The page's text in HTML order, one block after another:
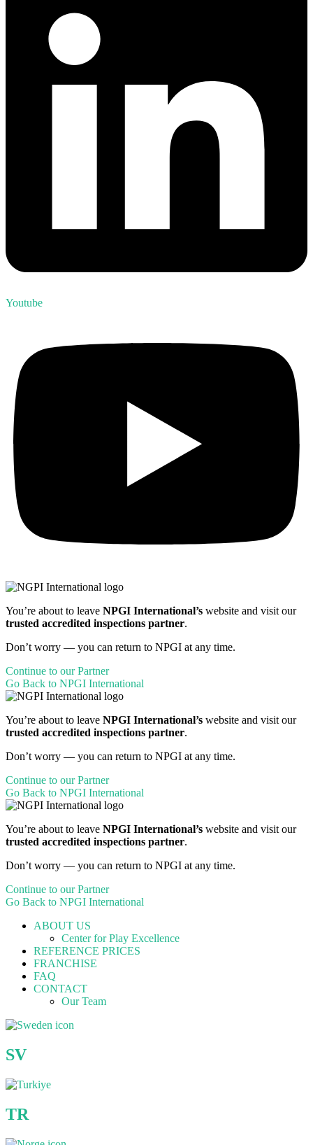
Youtube
You’re about to leave NPGI International’s website and visit our
trusted accredited inspections partner.
Don’t worry — you can return to NPGI at any time.
Continue to our Partner
Go Back to NPGI International
You’re about to leave NPGI International’s website and visit our
trusted accredited inspections partner.
Don’t worry — you can return to NPGI at any time.
Continue to our Partner
Go Back to NPGI International
You’re about to leave NPGI International’s website and visit our
trusted accredited inspections partner.
Don’t worry — you can return to NPGI at any time.
Continue to our Partner
Go Back to NPGI International
ABOUT US
Center for Play Excellence
REFERENCE PRICES
FRANCHISE
FAQ
CONTACT
Our Team
SV
TR